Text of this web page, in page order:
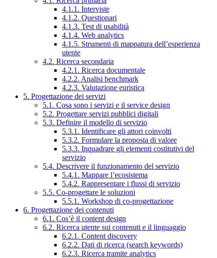
4.1.1. Interviste
4.1.2. Questionari
4.1.3. Test di usabilità
4.1.4. Web analytics
4.1.5. Strumenti di mappatura dell’esperienza
utente
4.2. Ricerca secondaria
4.2.1. Ricerca documentale
4.2.2. Analisi benchmark
4.2.3. Valutazione euristica
5. Progettazione dei servizi
5.1. Cosa sono i servizi e il service design
5.2. Progettare servizi pubblici digitali
5.3. Definire il modello di servizio
5.3.1. Identificare gli attori coinvolti
5.3.2. Formulare la proposta di valore
5.3.3. Inquadrare gli elementi costitutivi del
servizio
5.4. Descrivere il funzionamento del servizio
5.4.1. Mappare l’ecosistema
5.4.2. Rappresentare i flussi di servizio
5.5. Co-progettare le soluzioni
5.5.1. Workshop di co-progettazione
6. Progettazione dei contenuti
6.1. Cos’è il content design
6.2. Ricerca utente sui contenuti e il linguaggio
6.2.1. Content discovery
6.2.2. Dati di ricerca (search keywords)
6.2.3. Ricerca tramite analytics